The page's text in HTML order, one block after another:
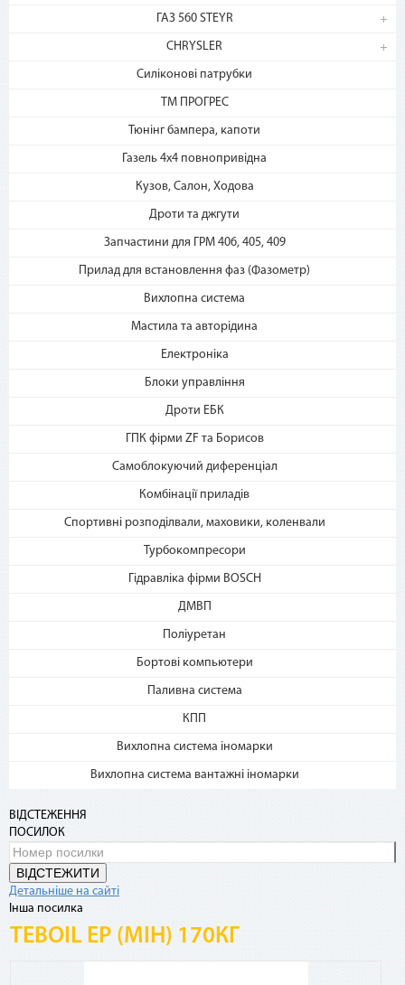
ГАЗ 560 STEYR
CHRYSLER
Силіконові патрубки
ТМ ПРОГРЕС
Тюнінг бампера, капоти
Газель 4х4 повнопривідна
Кузов, Салон, Ходова
Дроти та джгути
Запчастини для ГРМ 406, 405, 409
Прилад для встановлення фаз (Фазометр)
Вихлопна система
Мастила та авторідина
Електроніка
Блоки управління
Дроти ЕБК
ГПК фірми ZF та Борисов
Самоблокуючий диференціал
Комбінації приладів
Спортивні розподілвали, маховики, коленвали
Турбокомпресори
Гідравліка фірми BOSCH
ДМВП
Поліуретан
Бортові компьютери
Паливна система
КПП
Вихлопна система іномарки
Вихлопна система вантажні іномарки
ВІДСТЕЖЕННЯ
ПОСИЛОК
ВІДСТЕЖИТИ
Детальніше на сайті
Інша посилка
TEBOIL EP (МІН) 170КГ
2. Выберите способ оплаты –
платежей и совершите
покупку. С Вашей карты
спишется первый платеж
4. Каждые 30 дней с момента
списываться сумма
ежемесячного платежа. Если на
оплата будет происходить в
Частые вопросы
Какими картами можно оплатить покупку по
сервисам «Мгновенная рассрочка»?
Сервисы доступны владельцам карты «Универсальная»,
карты «Универсальная Gold», элитных карт для VIP-
клиентов (Platinum, Infinite, World Signia/Elite).